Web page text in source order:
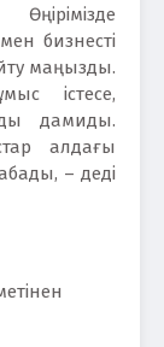
бизнесті
маңызды.
істесе,
дамиды.
алдағы
– деді